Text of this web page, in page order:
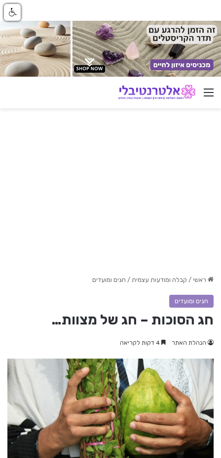
ניווט באתר
ראשי / קבלה ומודעות עצמית / חגים ומועדים
חגים ומועדים
חג הסוכות – חג של מצוות…
הנהלת האתר